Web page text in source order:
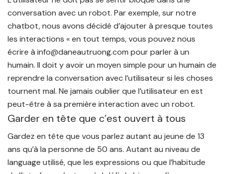
conversation avec un robot. Par exemple, sur notre
chatbot, nous avons décidé d’ajouter à presque toutes
les interactions « en tout temps, vous pouvez nous
écrire à info@daneautruong.com pour parler à un
humain. Il doit y avoir un moyen simple pour un humain de
reprendre la conversation avec l’utilisateur si les choses
tournent mal. Ne jamais oublier que l’utilisateur en est
peut-être à sa première interaction avec un robot.
Garder en tête que c’est ouvert à tous
Gardez en tête que vous parlez autant au jeune de 13
ans qu’à la personne de 50 ans. Autant au niveau de
language utilisé, que les expressions ou que l’habitude